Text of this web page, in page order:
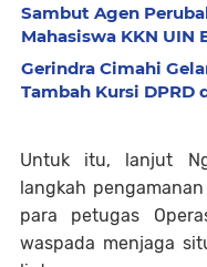
Sambut Agen
Mahasiswa KKN UIN
Gerindra Cimahi
Tambah Kursi DPRD
Untuk itu, lanjut
langkah
para petugas
waspada menjaga